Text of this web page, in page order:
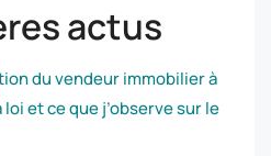
actus
du vendeur immobilier à
et ce que j’observe sur le